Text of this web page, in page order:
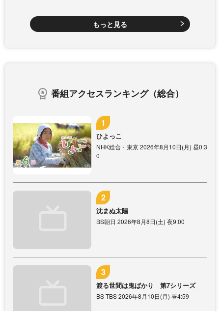
もっと見る
番組アクセスランキング（総合）
ひよっこ
NHK総合・東京 2026年8月10日(月) 昼0:3
0
沈まぬ太陽
BS朝日 2026年8月8日(土) 夜9:00
渡る世間は鬼ばかり 第7シリーズ
BS-TBS 2026年8月10日(月) 昼4:59